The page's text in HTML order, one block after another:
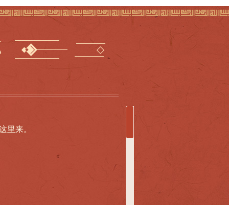
里来。